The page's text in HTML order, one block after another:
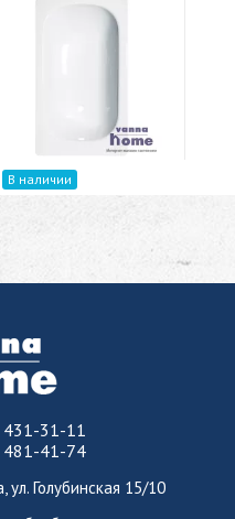
В наличии
431-31-11
481-41-74
ул. Голубинская 15/10